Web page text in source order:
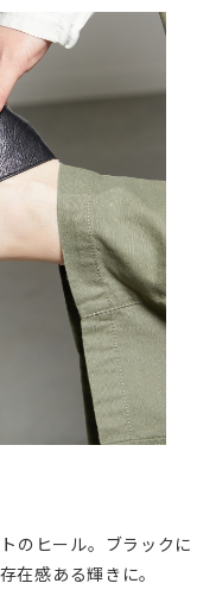
のヒール。ブラックに
在感ある輝きに。